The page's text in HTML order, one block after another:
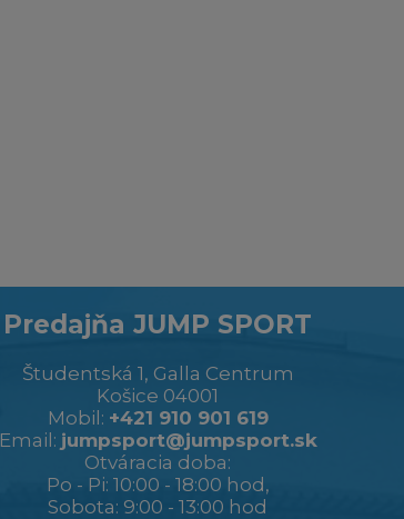
Predajňa JUMP SPORT
Študentská 1, Galla Centrum
Košice 04001
Mobil: +421 910 901 619
Email: jumpsport@jumpsport.sk
Otváracia doba:
Po - Pi: 10:00 - 18:00 hod,
Sobota: 9:00 - 13:00 hod